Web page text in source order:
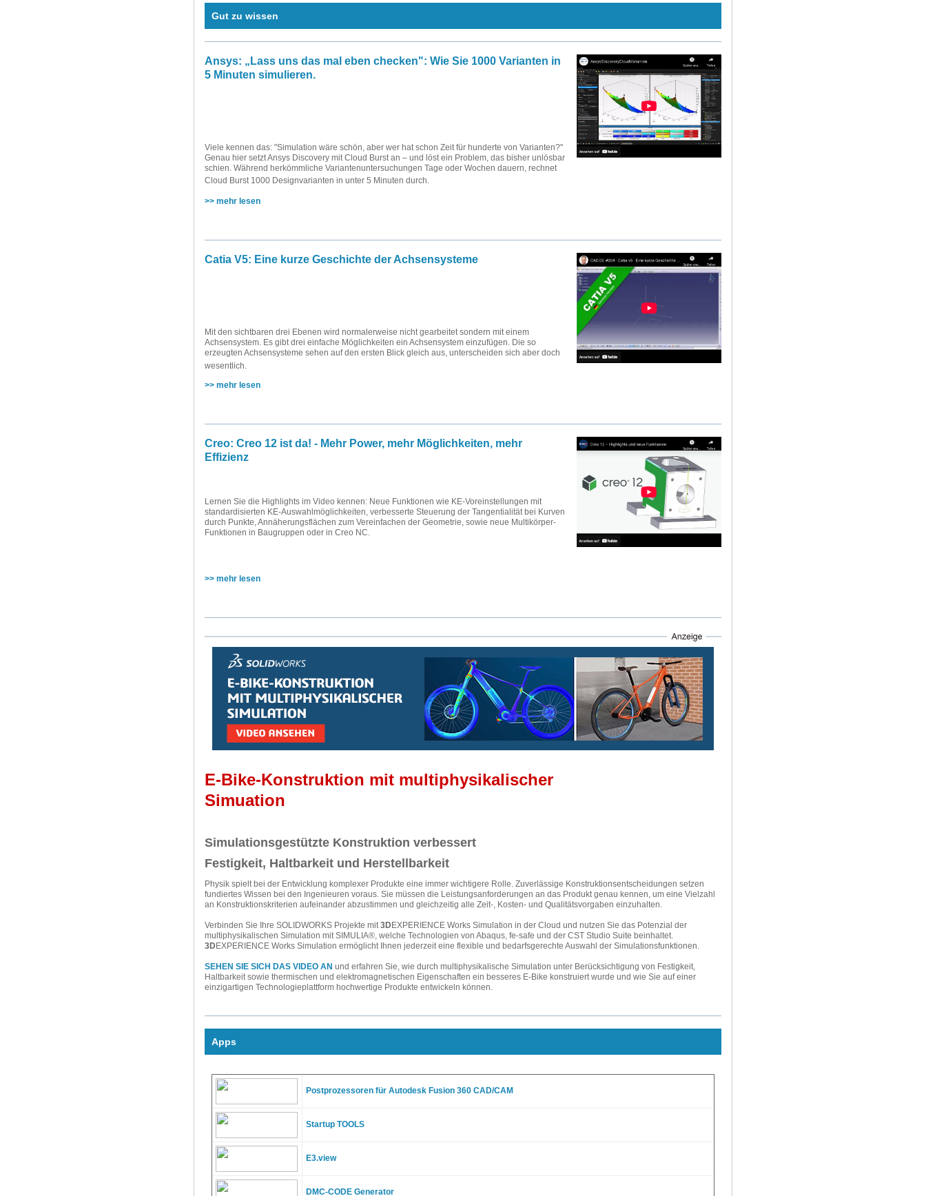
Gut zu wissen
Ansys: „Lass uns das mal eben checken": Wie Sie 1000 Varianten in
5 Minuten simulieren.
Viele kennen das: "Simulation wäre schön, aber wer hat schon Zeit für hunderte von Varianten?"
Genau hier setzt Ansys Discovery mit Cloud Burst an – und löst ein Problem, das bisher unlösbar
schien. Während herkömmliche Variantenuntersuchungen Tage oder Wochen dauern, rechnet
Cloud Burst 1000 Designvarianten in unter 5 Minuten durch.
>> mehr lesen
Catia V5: Eine kurze Geschichte der Achsensysteme
Mit den sichtbaren drei Ebenen wird normalerweise nicht gearbeitet sondern mit einem
Achsensystem. Es gibt drei einfache Möglichkeiten ein Achsensystem einzufügen. Die so
erzeugten Achsensysteme sehen auf den ersten Blick gleich aus, unterscheiden sich aber doch
wesentlich.
>> mehr lesen
Creo: Creo 12 ist da! - Mehr Power, mehr Möglichkeiten, mehr
Effizienz
Lernen Sie die Highlights im Video kennen: Neue Funktionen wie KE-Voreinstellungen mit
standardisierten KE-Auswahlmöglichkeiten, verbesserte Steuerung der Tangentialität bei Kurven
durch Punkte, Annäherungsflächen zum Vereinfachen der Geometrie, sowie neue Multikörper-
Funktionen in Baugruppen oder in Creo NC.
>> mehr lesen
E-Bike-Konstruktion mit multiphysikalischer
Simuation
Simulationsgestützte Konstruktion verbessert
Festigkeit, Haltbarkeit und Herstellbarkeit
Physik spielt bei der Entwicklung komplexer Produkte eine immer wichtigere Rolle. Zuverlässige Konstruktionsentscheidungen setzen
fundiertes Wissen bei den Ingenieuren voraus. Sie müssen die Leistungsanforderungen an das Produkt genau kennen, um eine Vielzahl
an Konstruktionskriterien aufeinander abzustimmen und gleichzeitig alle Zeit-, Kosten- und Qualitätsvorgaben einzuhalten.
Verbinden Sie Ihre SOLIDWORKS Projekte mit3DEXPERIENCE Works Simulation in der Cloud und nutzen Sie das Potenzial der
multiphysikalischen Simulation mit SIMULIA®, welche Technologien von Abaqus, fe-safe und der CST Studio Suite beinhaltet.
3DEXPERIENCE Works Simulation ermöglicht Ihnen jederzeit eine flexible und bedarfsgerechte Auswahl der Simulationsfunktionen.
SEHEN SIE SICH DAS VIDEO AN und erfahren Sie, wie durch multiphysikalische Simulation unter Berücksichtigung von Festigkeit,
Haltbarkeit sowie thermischen und elektromagnetischen Eigenschaften ein besseres E-Bike konstruiert wurde und wie Sie auf einer
einzigartigen Technologieplattform hochwertige Produkte entwickeln können.
Apps
Postprozessoren für Autodesk Fusion 360 CAD/CAM
Startup TOOLS
E3.view
DMC-CODE Generator